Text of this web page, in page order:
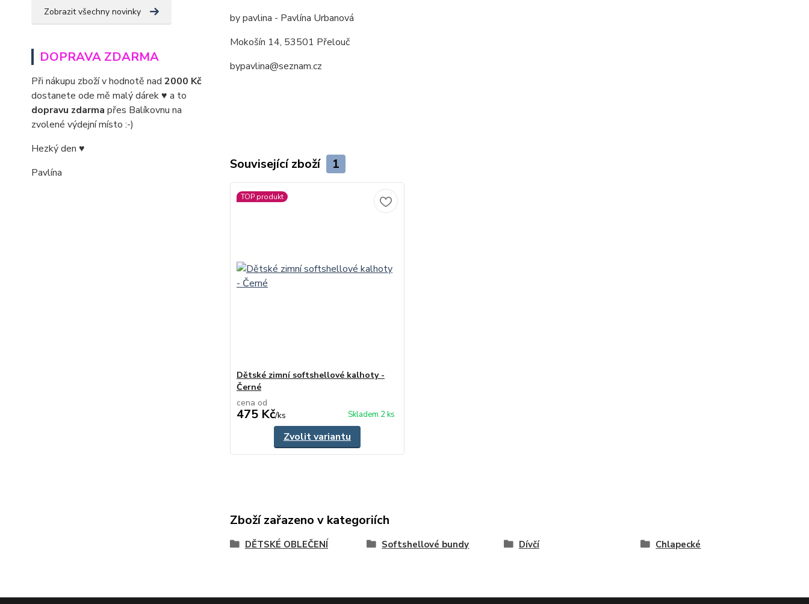
Zobrazit všechny novinky
DOPRAVA ZDARMA
Při nákupu zboží v hodnotě nad 2000 Kč
dostanete ode mě malý dárek ♥ a to
dopravu zdarma přes Balíkovnu na
zvolené výdejní místo :-)
Hezký den ♥
Pavlína
by pavlina - Pavlína Urbanová
Mokošín 14, 53501 Přelouč
bypavlina@seznam.cz
Související zboží 1
TOP produkt
Dětské zimní softshellové kalhoty -
Černé
cena od
475 Kč/ks Skladem 2 ks
Zvolit variantu
Zboží zařazeno v kategoriích
DĚTSKÉ OBLEČENÍ Softshellové bundy Dívčí Chlapecké